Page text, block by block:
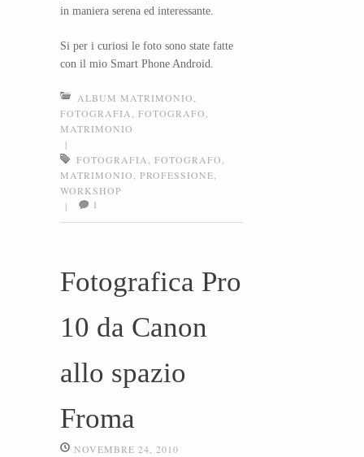
in maniera serena ed interessante.
Si per i curiosi le foto sono state fatte
con il mio Smart Phone Android.
ALBUM MATRIMONIO
FOTOGRAFIA
FOTOGRAFO
MATRIMONIO
|
FOTOGRAFIA
FOTOGRAFO
MATRIMONIO
PROFESSIONE
WORKSHOP
|
1
Fotografica Pro
10 da Canon
allo spazio
Froma
NOVEMBRE 24, 2010